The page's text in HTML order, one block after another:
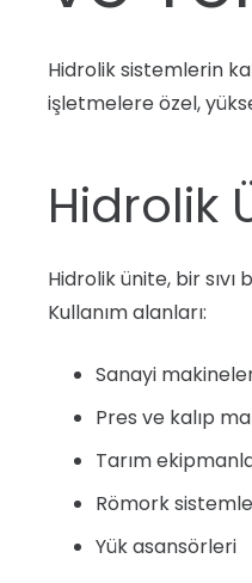
Hidrolik sistemlerin
işletmelere özel,
Hidrolik
Hidrolik ünite, bir
Kullanım alanları:
Sanayi
Pres ve kalıp
Tarım
Römork
Yük asansörleri